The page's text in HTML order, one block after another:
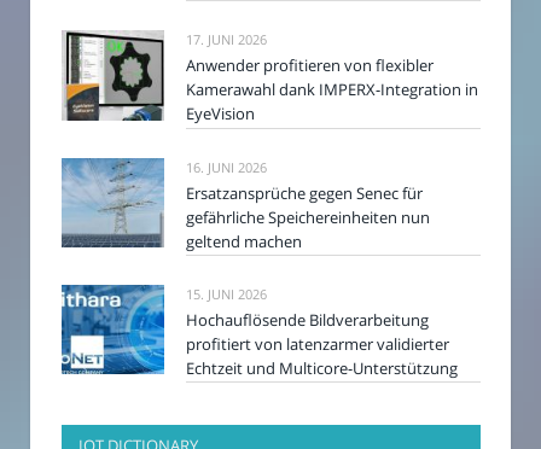
17. JUNI 2026
Anwender profitieren von flexibler
Kamerawahl dank IMPERX-Integration in
EyeVision
16. JUNI 2026
Ersatzansprüche gegen Senec für
gefährliche Speichereinheiten nun
geltend machen
15. JUNI 2026
Hochauflösende Bildverarbeitung
profitiert von latenzarmer validierter
Echtzeit und Multicore-Unterstützung